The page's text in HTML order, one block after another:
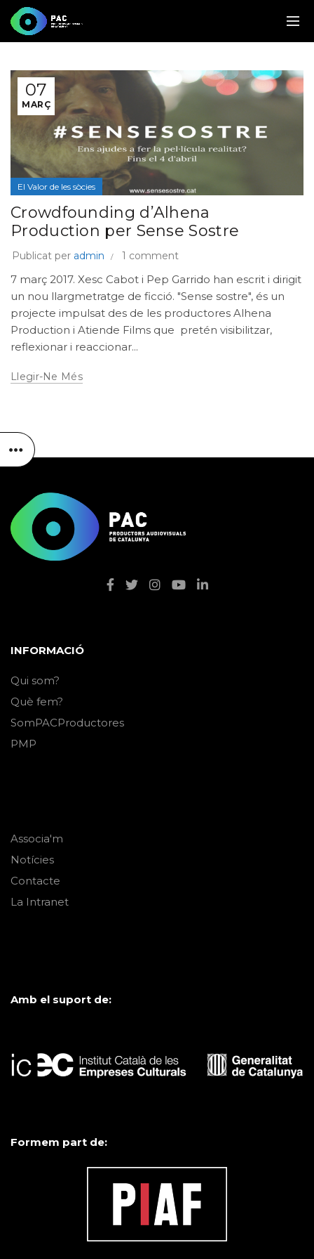
07
MARÇ
El Valor de les sòcies
Crowdfounding d’Alhena
Production per Sense Sostre
Publicat per admin 1 comment
7 març 2017. Xesc Cabot i Pep Garrido han escrit i dirigit
un nou llargmetratge de ficció. "Sense sostre", és un
projecte impulsat des de les productores Alhena
Production i Atiende Films que pretén visibilitzar,
reflexionar i reaccionar...
Llegir-Ne Més
INFORMACIÓ
Qui som?
Què fem?
SomPACProductores
PMP
Associa'm
Notícies
Contacte
La Intranet
Amb el suport de:
Formem part de: